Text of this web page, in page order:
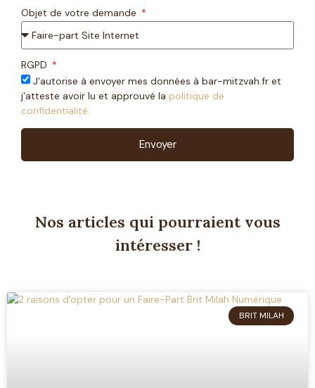
Objet de votre demande
RGPD
J'autorise à envoyer mes données à bar-mitzvah.fr et
j'atteste avoir lu et approuvé la politique de
confidentialité.
Envoyer
Nos articles qui pourraient vous
intéresser !
BRIT MILAH